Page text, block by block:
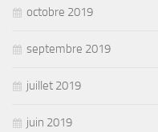
octobre 2019
septembre 2019
juillet 2019
juin 2019